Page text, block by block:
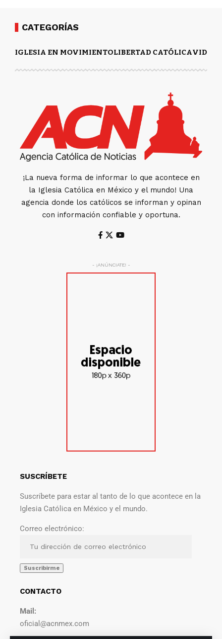
CATEGORÍAS
IGLESIA EN MOVIMIENTOLIBERTAD CATÓLICAVIDA
¡La nueva forma de informar lo que acontece en
la Iglesia Católica en México y el mundo! Una
agencia donde los católicos se informan y opinan
con información confiable y oportuna.
- ¡ANÚNCIATE! -
SUSCRÍBETE
Suscríbete para estar al tanto de lo que acontece en la
Iglesia Católica en México y el mundo.
Correo electrónico:
CONTACTO
Mail:
oficial@acnmex.com